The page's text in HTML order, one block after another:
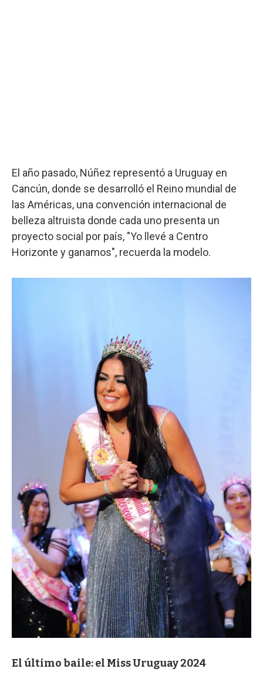
El año pasado, Núñez representó a Uruguay en
Cancún, donde se desarrolló el Reino mundial de
las Américas, una convención internacional de
belleza altruista donde cada uno presenta un
proyecto social por país, "Yo llevé a Centro
Horizonte y ganamos", recuerda la modelo.
El último baile: el Miss Uruguay 2024